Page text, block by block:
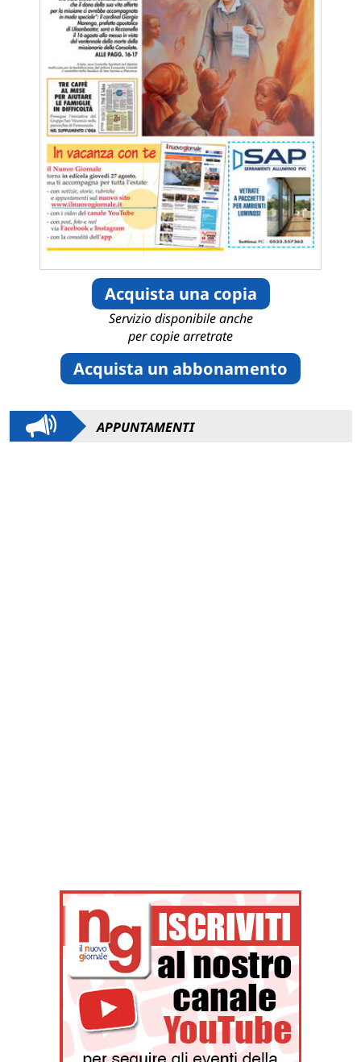
Acquista una copia
Servizio disponibile anche
per copie arretrate
Acquista un abbonamento
APPUNTAMENTI